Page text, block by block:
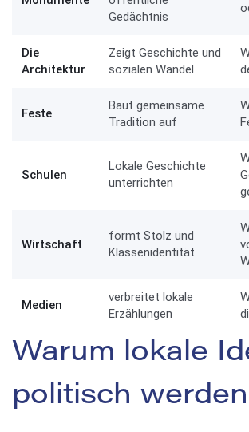
Gedächtnis
Die
Architektur
Zeigt Geschichte und
sozialen Wandel
Feste
Baut gemeinsame
Tradition auf
Schulen
Lokale Geschichte
unterrichten
Wirtschaft
formt Stolz und
Klassenidentität
Medien
verbreitet lokale
Erzählungen
Warum lokale
politisch